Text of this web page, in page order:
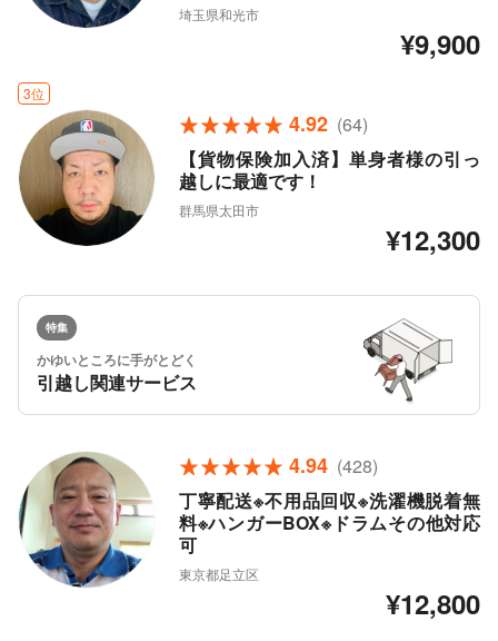
埼玉県和光市
¥9,900
3位
4.92 (64)
【貨物保険加入済】単身者様の引っ
越しに最適です！
群馬県太田市
¥12,300
特集
かゆいところに手がとどく
引越し関連サービス
4.94 (428)
丁寧配送※不用品回収※洗濯機脱着無
料※ハンガーBOX※ドラムその他対応
可
東京都足立区
¥12,800